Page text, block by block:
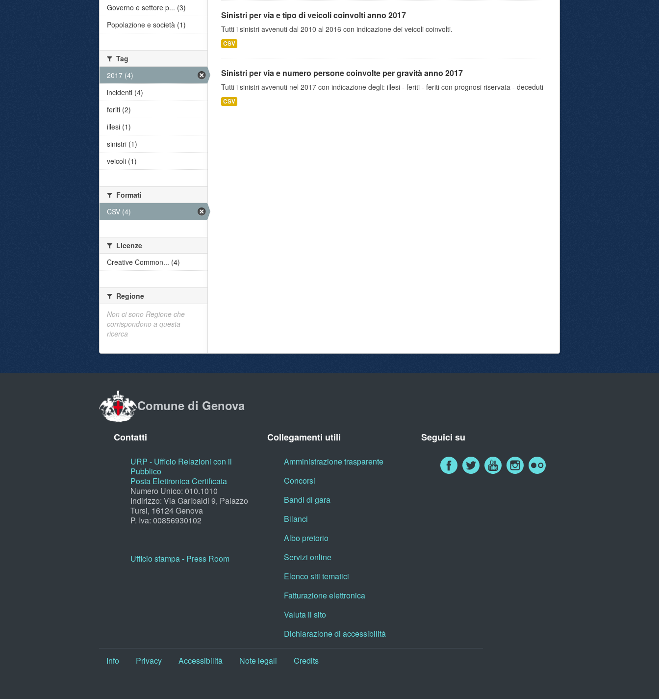
Sinistri per via e tipo di veicoli coinvolti anno 2017
Tutti i sinistri avvenuti dal 2010 al 2016 con indicazione dei veicoli coinvolti.
CSV
Sinistri per via e numero persone coinvolte per gravità anno 2017
Tutti i sinistri avvenuti nel 2017 con indicazione degli: illesi - feriti - feriti con prognosi riservata - deceduti
CSV
Governo e settore p... (3)
Popolazione e società (1)
Tag
2017 (4)
incidenti (4)
feriti (2)
illesi (1)
sinistri (1)
veicoli (1)
Formati
CSV (4)
Licenze
Creative Common... (4)
Regione
Non ci sono Regione che
corrispondono a questa
ricerca
Comune di Genova
Contatti
URP - Ufficio Relazioni con il
Pubblico
Posta Elettronica Certificata
Numero Unico: 010.1010
Indirizzo: Via Garibaldi 9, Palazzo
Tursi, 16124 Genova
P. Iva: 00856930102
Ufficio stampa - Press Room
Collegamenti utili
Amministrazione trasparente
Concorsi
Bandi di gara
Bilanci
Albo pretorio
Servizi online
Elenco siti tematici
Fatturazione elettronica
Valuta il sito
Dichiarazione di accessibilità
Seguici su
Info Privacy Accessibilità Note legali Credits